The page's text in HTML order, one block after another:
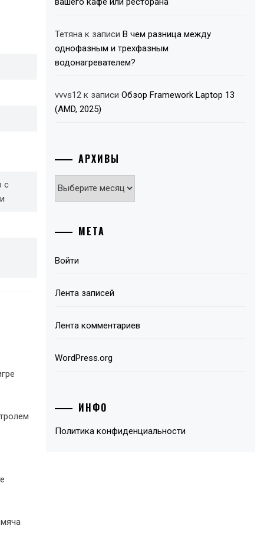
с
Тетяна к записиВ чем разница между
однофазным и трехфазным
водонагревателем?
vvvs12 к записиОбзор Framework Laptop 13
(AMD, 2025)
АРХИВЫ
Архивы
МЕТА
Войти
Лента записей
Лента комментариев
WordPress.org
ИНФО
Политика конфиденциальности